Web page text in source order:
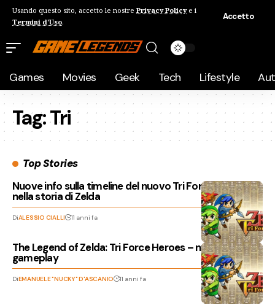
Usando questo sito, accetto le nostre Privacy Policye i
Termini d'Uso.
Accetto
Games Movies Geek Tech Lifestyle
Tag:Tri
Top Stories
Nuove info sulla timeline del nuovo Tri Force Heroes
nella storia di Zelda
DiALESSIO CIALLI 11 anni fa
The Legend of Zelda: Tri Force Heroes – nuovo video
gameplay
DiEMANUELE "NUCKY" D'ASCANIO 11 anni fa